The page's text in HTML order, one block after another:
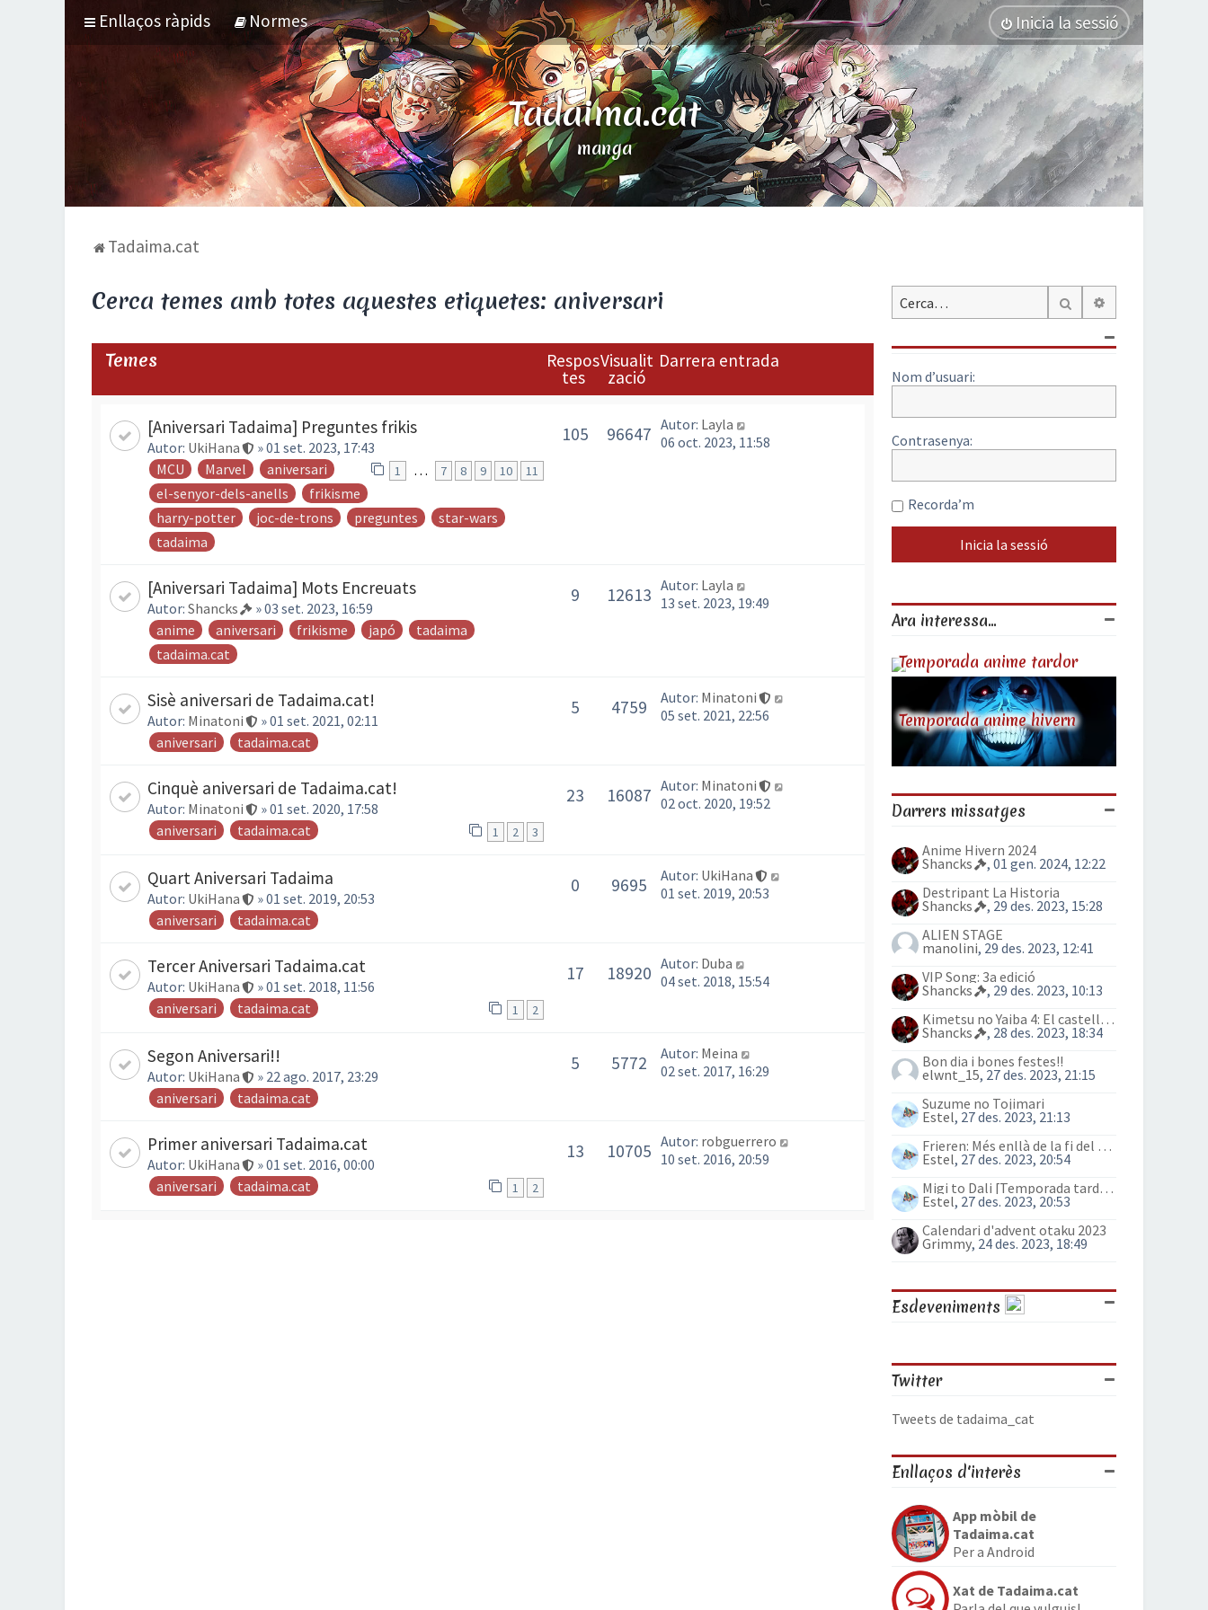
Enllaços ràpids Normes Inicia la sessió
Tadaima.cat
manga
Tadaima.cat
Cerca temes amb totes aquestes etiquetes: aniversari
Temes Respos
tes
Visualit
zació
Darrera entrada
[Aniversari Tadaima] Preguntes frikis
Autor: UkiHana » 01 set. 2023, 17:43
1 … 7 8 9 10 11
MCU Marvel
aniversari
el-senyor-dels-anells
frikisme
harry-potter
joc-de-trons preguntes
star-wars
tadaima
105 96647 Autor: Layla
06 oct. 2023, 11:58
[Aniversari Tadaima] Mots Encreuats
Autor: Shancks
» 03 set. 2023, 16:59
anime
aniversari frikisme japó
tadaima
tadaima.cat
9 12613 Autor: Layla
13 set. 2023, 19:49
Sisè aniversari de Tadaima.cat!
Autor: Minatoni
» 01 set. 2021, 02:11
aniversari
tadaima.cat
5 4759 Autor: Minatoni
05 set. 2021, 22:56
Cinquè aniversari de Tadaima.cat!
Autor: Minatoni » 01 set. 2020, 17:58
1 2 3
aniversari tadaima.cat
23 16087 Autor: Minatoni
02 oct. 2020, 19:52
Quart Aniversari Tadaima
Autor: UkiHana
» 01 set. 2019, 20:53
aniversari
tadaima.cat
0 9695 Autor: UkiHana
01 set. 2019, 20:53
Tercer Aniversari Tadaima.cat
Autor: UkiHana » 01 set. 2018, 11:56
1 2
aniversari tadaima.cat
17 18920 Autor: Duba
04 set. 2018, 15:54
Segon Aniversari!!
Autor: UkiHana
» 22 ago. 2017, 23:29
aniversari
tadaima.cat
5 5772 Autor: Meina
02 set. 2017, 16:29
Primer aniversari Tadaima.cat
Autor: UkiHana » 01 set. 2016, 00:00
1 2
aniversari tadaima.cat
13 10705 Autor: robguerrero
10 set. 2016, 20:59
Cerca
Nom d’usuari:
Contrasenya:
Recorda’m
Ara interessa...
Temporada anime tardor
Temporada anime hivern
Darrers missatges
Anime Hivern 2024
Shancks
, 01 gen. 2024, 12:22
Destripant La Historia
Shancks
, 29 des. 2023, 15:28
ALIEN STAGE
manolini, 29 des. 2023, 12:41
VIP Song: 3a edició
Shancks
, 29 des. 2023, 10:13
Kimetsu no Yaiba 4: El castell Infinit
Shancks
, 28 des. 2023, 18:34
Bon dia i bones festes!!
elwnt_15, 27 des. 2023, 21:15
Suzume no Tojimari
Estel, 27 des. 2023, 21:13
Frieren: Més enllà de la fi del viatge (anime)
Estel, 27 des. 2023, 20:54
Migi to Dali [Temporada tardor 2023]
Estel, 27 des. 2023, 20:53
Calendari d'advent otaku 2023
Grimmy, 24 des. 2023, 18:49
Esdeveniments
Twitter
Tweets de tadaima_cat
Enllaços d'interès
App mòbil de
Tadaima.cat
Per a Android
Xat de Tadaima.cat